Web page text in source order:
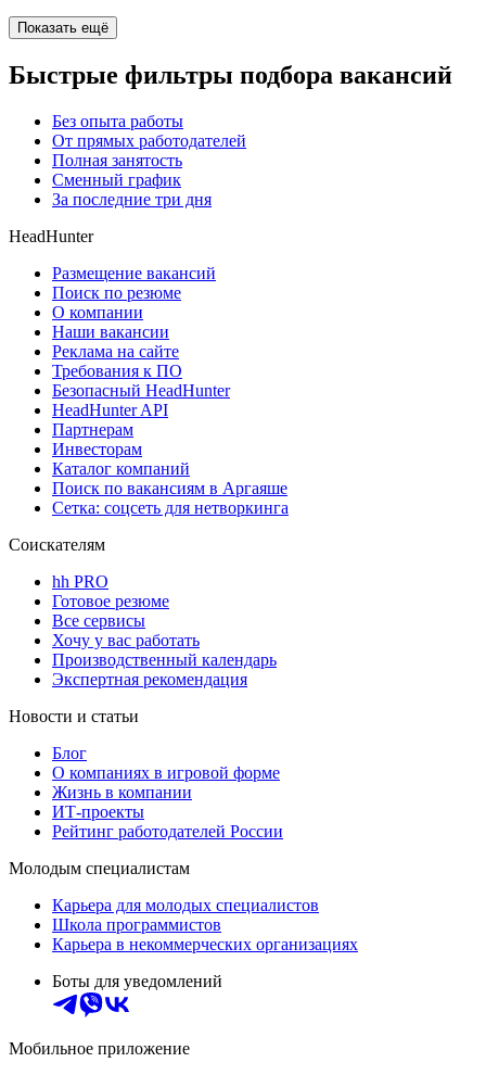
Показать ещё
Быстрые фильтры подбора вакансий
Без опыта работы
От прямых работодателей
Полная занятость
Сменный график
За последние три дня
HeadHunter
Размещение вакансий
Поиск по резюме
О компании
Наши вакансии
Реклама на сайте
Требования к ПО
Безопасный HeadHunter
HeadHunter API
Партнерам
Инвесторам
Каталог компаний
Поиск по вакансиям в Аргаяше
Сетка: соцсеть для нетворкинга
Соискателям
hh PRO
Готовое резюме
Все сервисы
Хочу у вас работать
Производственный календарь
Экспертная рекомендация
Новости и статьи
Блог
О компаниях в игровой форме
Жизнь в компании
ИТ-проекты
Рейтинг работодателей России
Молодым специалистам
Карьера для молодых специалистов
Школа программистов
Карьера в некоммерческих организациях
Боты для уведомлений
Мобильное приложение